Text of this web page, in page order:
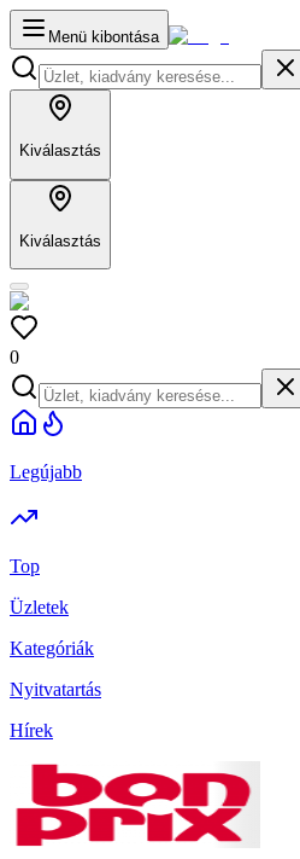
Menü kibontása
Kiválasztás
Kiválasztás
0
Legújabb
Top
Üzletek
Kategóriák
Nyitvatartás
Hírek